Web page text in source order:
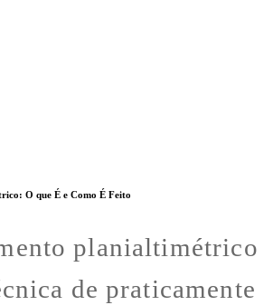
O que É e Como É Feito
planialtimétrico
de praticamente